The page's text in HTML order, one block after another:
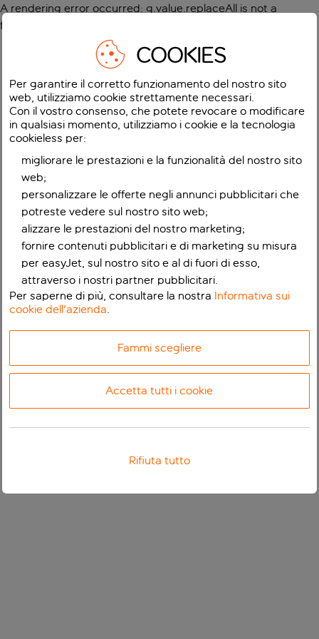
A rendering error occurred: g.value.replaceAll is not a
function
COOKIES
Per garantire il corretto funzionamento del nostro sito
web, utilizziamo cookie strettamente necessari.
Con il vostro consenso, che potete revocare o modificare
in qualsiasi momento, utilizziamo i cookie e la tecnologia
cookieless per:
migliorare le prestazioni e la funzionalità del nostro sito
web;
personalizzare le offerte negli annunci pubblicitari che
potreste vedere sul nostro sito web;
alizzare le prestazioni del nostro marketing;
fornire contenuti pubblicitari e di marketing su misura
per easyJet, sul nostro sito e al di fuori di esso,
attraverso i nostri partner pubblicitari.
Per saperne di più, consultare la nostra Informativa sui
cookie dell'azienda.
Fammi scegliere
Accetta tutti i cookie
Rifiuta tutto